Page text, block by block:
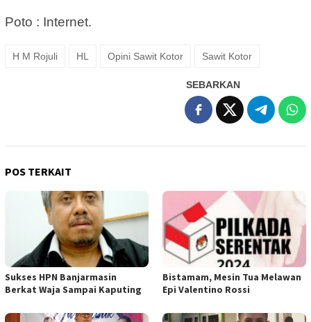
Poto : Internet.
H M Rojuli HL Opini Sawit Kotor Sawit Kotor
SEBARKAN
POS TERKAIT
Sukses HPN Banjarmasin
Berkat Waja Sampai Kaputing
Bistamam, Mesin Tua Melawan
Epi Valentino Rossi